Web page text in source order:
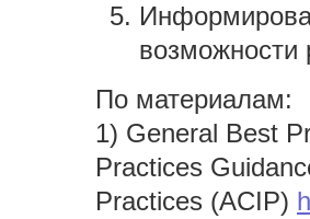
возможности
По материалам:
1) General Best
Practices
Practices (ACIP)